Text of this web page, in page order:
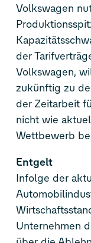
Volkswagen
der
Volkswagen,
zukünftig zu
der Zeitarbeit
nicht wie
Wettbewerb
Entgelt
Infolge der
Unternehmen